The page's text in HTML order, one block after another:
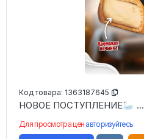
Код товара: 1363187645
НОВОЕ ПОСТУПЛЕНИЕ🦢 ...
Для просмотра цен авторизуйтесь